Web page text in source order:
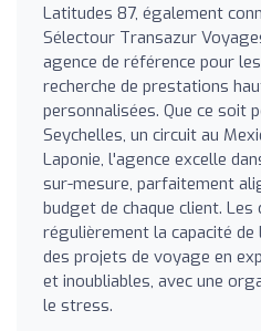
Latitudes 87, également
Sélectour Transazur
agence de référence pour
recherche de prestations
personnalisées. Que ce soit
Seychelles, un circuit au
Laponie, l'agence excelle
sur-mesure, parfaitement
budget de chaque client.
régulièrement la capacité
des projets de voyage en
et inoubliables, avec une
le stress.